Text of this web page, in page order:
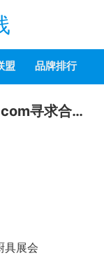
盟 品牌排行
商用厨具行业稀缺资产：ck169.com寻求合作或整体出售
具展会